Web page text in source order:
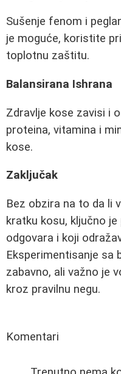
Sušenje fenom i
je moguće, koristite
toplotnu zaštitu.
Balansirana Ishrana
Zdravlje kose zavisi i
proteina, vitamina i
kose.
Zaključak
Bez obzira na to da li
kratku kosu, ključno
odgovara i koji
Eksperimentisanje sa
zabavno, ali važno je
kroz pravilnu negu.
Komentari